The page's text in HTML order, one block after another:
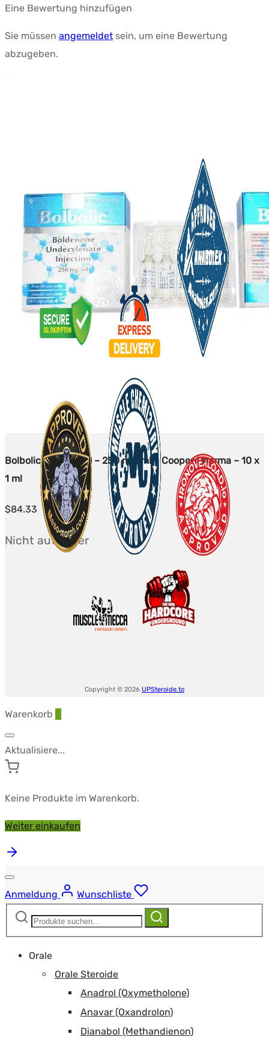
Eine Bewertung hinzufügen
Sie müssen angemeldet sein, um eine Bewertung
abzugeben.
Bolbolic (Boldenon) – 250 mg/ml – Cooper Pharma – 10 x
1 ml
$84.33
Nicht auf Lager
Copyright © 2026 UPSteroide.to
Warenkorb
Aktualisiere...
Keine Produkte im Warenkorb.
Weiter einkaufen
Anmeldung
Wunschliste
Suchen
Suchen
Orale
Orale Steroide
Anadrol (Oxymetholone)
Anavar (Oxandrolon)
Dianabol (Methandienon)